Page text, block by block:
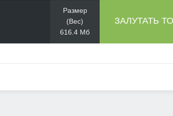
Размер
(Вес)
616.4 Мб
ЗАЛУТАТЬ